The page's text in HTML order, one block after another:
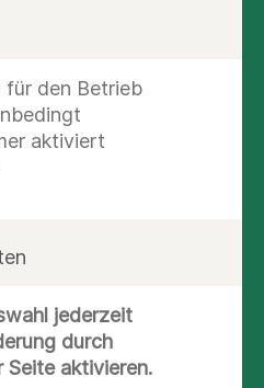
in Ihre Behandlung
Abteilung ist die
als Folge von
Verkürzung des
setzen wir bei Bedarf
Stressabbau sinnvoll.
Ultraschall und
mit Ihrer
stehen wir Ihnen bei
für den Betrieb
aktiviert
jederzeit
durch
Seite aktivieren.